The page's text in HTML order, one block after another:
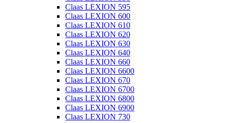
Claas LEXION 595
Claas LEXION 600
Claas LEXION 610
Claas LEXION 620
Claas LEXION 630
Claas LEXION 640
Claas LEXION 660
Claas LEXION 6600
Claas LEXION 670
Claas LEXION 6700
Claas LEXION 6800
Claas LEXION 6900
Claas LEXION 730